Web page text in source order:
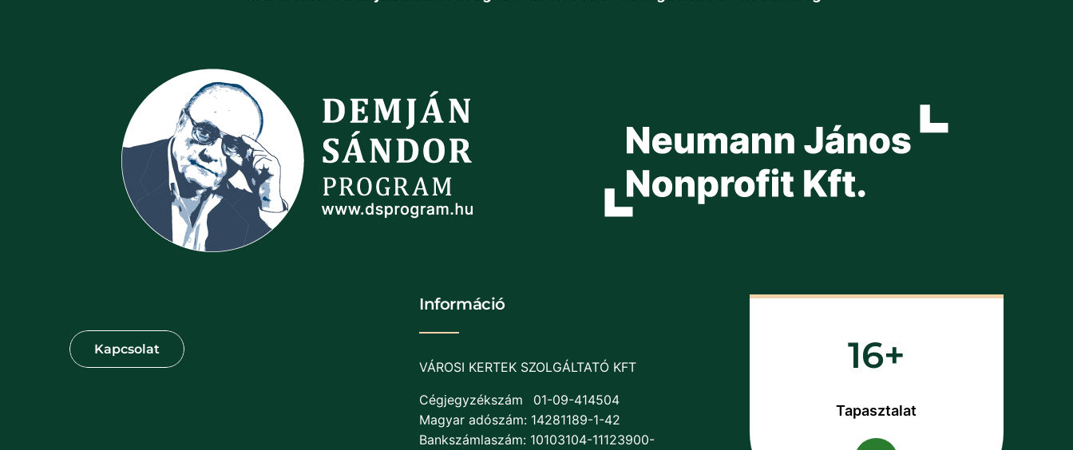
Információ
VÁROSI KERTEK SZOLGÁLTATÓ KFT
Cégjegyzékszám
01-09-414504
Magyar adószám: 14281189-1-42
Bankszámlaszám: 10103104-11123900-
16
Tapasztalat